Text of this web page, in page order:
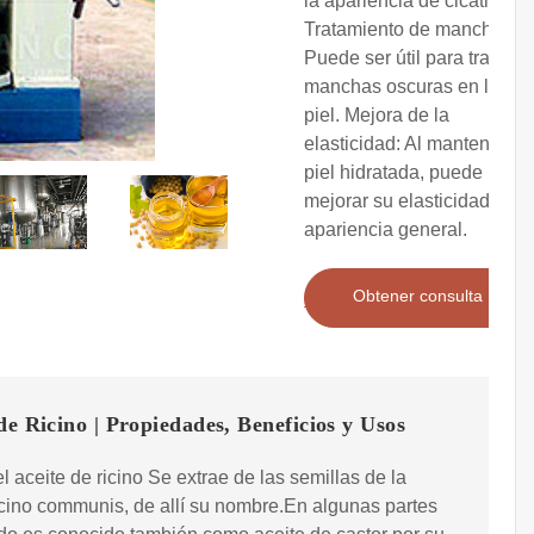
Tratamiento de manchas:
Puede ser útil para tratar
manchas oscuras en la
piel. Mejora de la
elasticidad: Al mantener la
piel hidratada, puede
mejorar su elasticidad y
apariencia general.
Obtener consulta
Ricino | Propiedades, Beneficios y Usos
aceite de ricino Se extrae de las semillas de la
communis, de allí su nombre.En algunas partes